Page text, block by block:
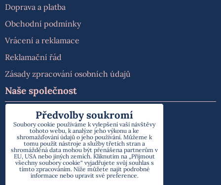
Doprava a platba
Obchodní podmínky
Vrácení a reklamace
Reklamační řád
Zásady zpracování osobních údajů
Naše společnost
Kontakt
Předvolby soukromí
Soubory cookie používáme k vylepšení vaší návštěvy
tohoto webu, k analýze jeho výkonu a ke
shromažďování údajů o jeho používání. Můžeme k
tomu použít nástroje a služby třetích stran a
shromážděná data mohou být přenášena partnerům v
EU, USA nebo jiných zemích. Kliknutím na „Přijmout
všechny soubory cookie“ vyjadřujete svůj souhlas s
tímto zpracováním. Níže můžete najít podrobné
informace nebo upravit své preference.